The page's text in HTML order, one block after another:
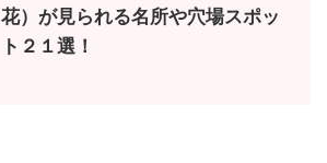
花）が見られる名所や穴場スポッ
ト２１選！